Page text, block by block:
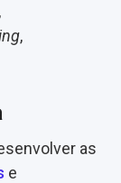
,
as
e